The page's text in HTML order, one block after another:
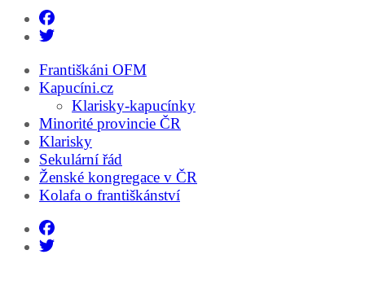
Františkáni OFM
Kapucíni.cz
Klarisky-kapucínky
Minorité provincie ČR
Klarisky
Sekulární řád
Ženské kongregace v ČR
Kolafa o františkánství